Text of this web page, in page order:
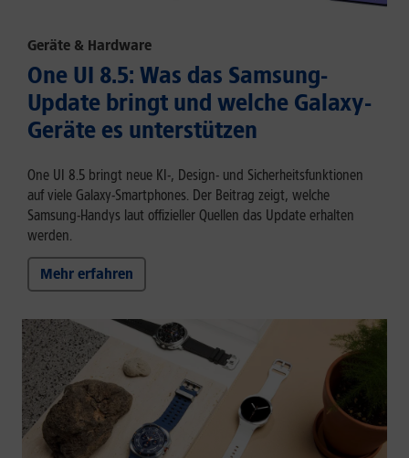
Geräte & Hardware
One UI 8.5: Was das Samsung-
Update bringt und welche Galaxy-
Geräte es unterstützen
One UI 8.5 bringt neue KI-, Design- und Sicherheitsfunktionen
auf viele Galaxy-Smartphones. Der Beitrag zeigt, welche
Samsung-Handys laut offizieller Quellen das Update erhalten
werden.
Mehr erfahren